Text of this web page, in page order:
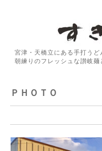
宮津・天橋立にある手打うど
朝練りのフレッシュな讃岐麺
ＰＨＯＴＯ